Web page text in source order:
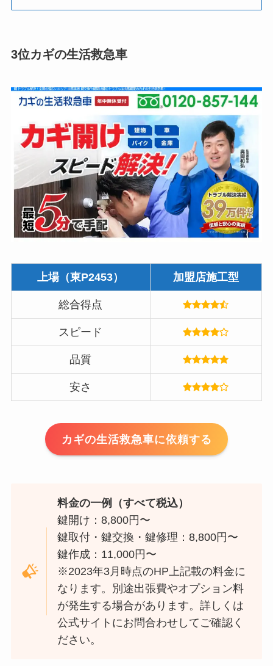
3位カギの生活救急車
上場（東P2453） 加盟店施工型
総合得点
スピード
品質
安さ
カギの生活救急車に依頼する
料金の一例（すべて税込）
鍵開け：8,800円〜
鍵取付・鍵交換・鍵修理：8,800円〜
鍵作成：11,000円〜
※2023年3月時点のHP上記載の料金に
なります。別途出張費やオプション料
が発生する場合があります。詳しくは
公式サイトにお問合わせしてご確認く
ださい。